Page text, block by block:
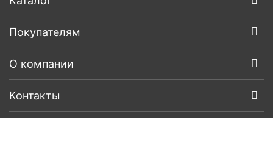
Покупателям
О компании
Контакты